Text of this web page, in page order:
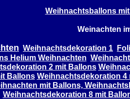
Weihnachtsballons
Weinachten
Weihnachtsdekoration 1
Helium Weihnachten
2 mit Ballons
Ballons Weihnachtsdekoration 4
mit Ballons,
Weihnachtsdekoration 8 mit